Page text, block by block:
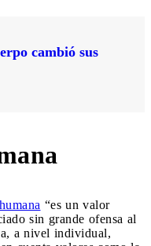
cambió sus
“es un valor
sin grande ofensa al
a nivel individual,